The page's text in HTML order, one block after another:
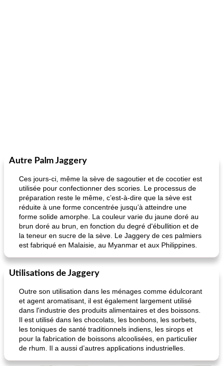
Autre Palm Jaggery
Ces jours-ci, même la sève de sagoutier et de cocotier est
utilisée pour confectionner des scories. Le processus de
préparation reste le même, c’est-à-dire que la sève est
réduite à une forme concentrée jusqu’à atteindre une
forme solide amorphe. La couleur varie du jaune doré au
brun doré au brun, en fonction du degré d'ébullition et de
la teneur en sucre de la sève. Le Jaggery de ces palmiers
est fabriqué en Malaisie, au Myanmar et aux Philippines.
Utilisations de Jaggery
Outre son utilisation dans les ménages comme édulcorant
et agent aromatisant, il est également largement utilisé
dans l'industrie des produits alimentaires et des boissons.
Il est utilisé dans les chocolats, les bonbons, les sorbets,
les toniques de santé traditionnels indiens, les sirops et
pour la fabrication de boissons alcoolisées, en particulier
de rhum. Il a aussi d’autres applications industrielles.